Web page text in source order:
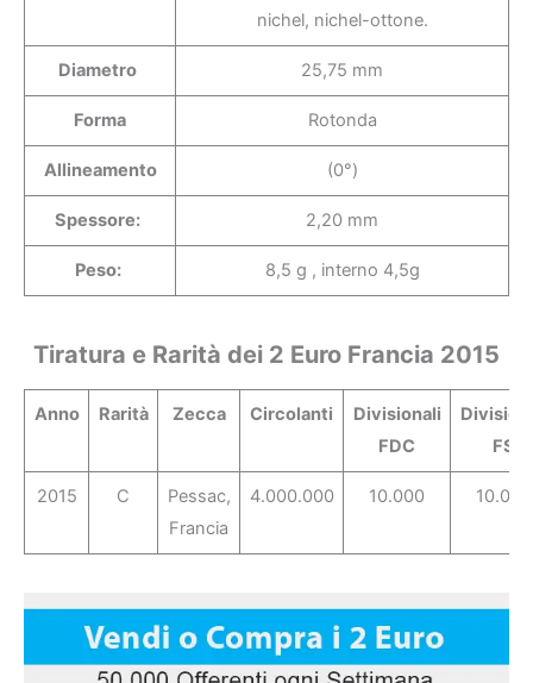
nichel, nichel-ottone.
Diametro 25,75 mm
Forma Rotonda
Allineamento (0°)
Spessore: 2,20 mm
Peso: 8,5 g , interno 4,5g
Tiratura e Rarità dei 2 Euro Francia 2015
Anno Rarità Zecca Circolanti
Divisionali
FDC
FS
2015 C
Pessac,
Francia
4.000.000 10.000 10.000